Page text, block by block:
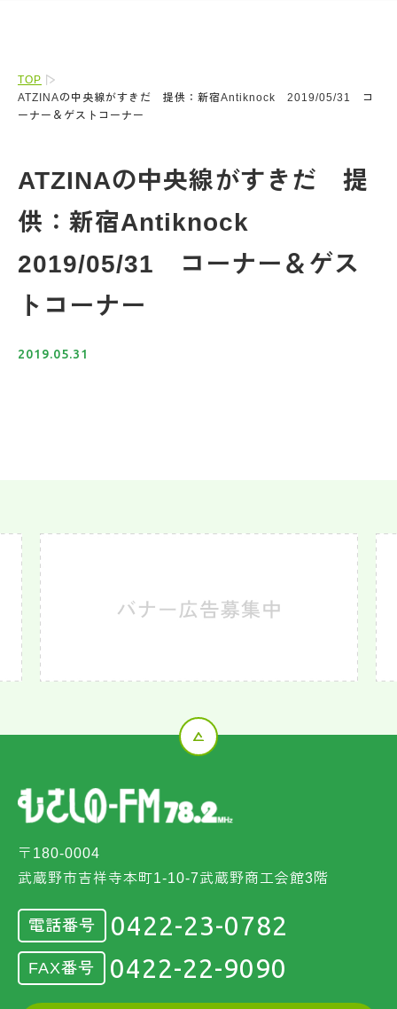
TOP
ATZINAの中央線がすきだ 提供：新宿Antiknock 2019/05/31 コ
ーナー＆ゲストコーナー
ATZINAの中央線がすきだ 提
供：新宿Antiknock
2019/05/31 コーナー＆ゲス
トコーナー
2019.05.31
〒180-0004
武蔵野市吉祥寺本町1-10-7武蔵野商工会館3階
電話番号 0422-23-0782
FAX番号 0422-22-9090